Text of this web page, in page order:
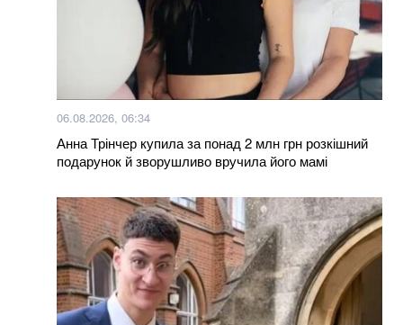
06.08.2026, 06:34
Анна Трінчер купила за понад 2 млн грн розкішний
подарунок й зворушливо вручила його мамі